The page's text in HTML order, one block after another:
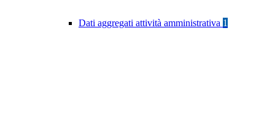
Dati aggregati attività amministrativa 1